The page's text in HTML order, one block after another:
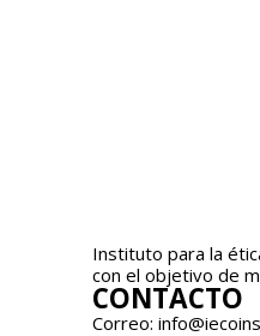
Instituto para la
con el objetivo de
CONTACTO
Correo: